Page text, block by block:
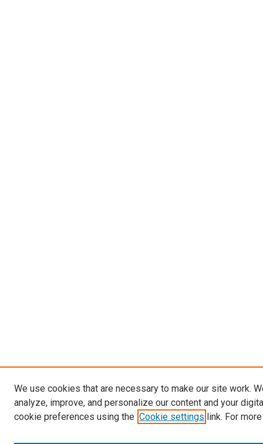
We use cookies that are necessary to make our site work.
analyze, improve, and personalize our content and your
cookie preferences using the Cookie settings link. For